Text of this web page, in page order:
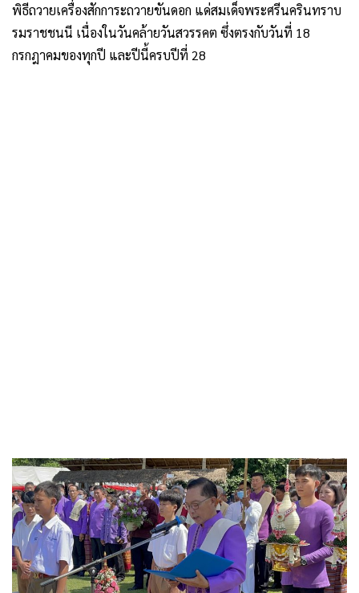
พิธีถวายเครื่องสักการะถวายขันดอก แด่สมเด็จพระศรีนครินทราบ
รมราชชนนี เนื่องในวันคล้ายวันสวรรคต ซึ่งตรงกับวันที่ 18
กรกฎาคมของทุกปี และปีนี้ครบปีที่ 28